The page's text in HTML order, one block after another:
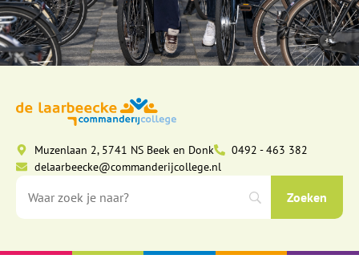
Muzenlaan 2, 5741 NS Beek en Donk
0492 - 463 382
delaarbeecke@commanderijcollege.nl